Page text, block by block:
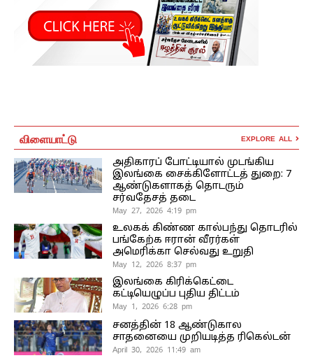
விளையாட்டு EXPLORE ALL
அதிகாரப் போட்டியால் முடங்கிய
இலங்கை சைக்கிளோட்டத் துறை: 7
ஆண்டுகளாகத் தொடரும்
சர்வதேசத் தடை
May 27, 2026 4:19 pm
உலகக் கிண்ண கால்பந்து தொடரில்
பங்கேற்க ஈரான் வீரர்கள்
அமெரிக்கா செல்வது உறுதி
May 12, 2026 8:37 pm
இலங்கை கிரிக்கெட்டை
கட்டியெழுப்ப புதிய திட்டம்
May 1, 2026 6:28 pm
சனத்தின் 18 ஆண்டுகால
சாதனையை முறியடித்த ரிகெல்டன்
April 30, 2026 11:49 am